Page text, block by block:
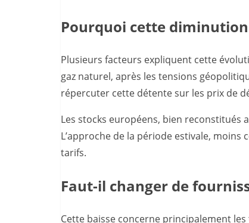
Pourquoi cette
Plusieurs facteurs expliquent cette
gaz naturel, après les tensions
répercuter cette détente sur les prix de
Les stocks européens, bien reconstitués
L’approche de la période estivale,
tarifs.
Faut-il changer de
Cette baisse concerne principalement